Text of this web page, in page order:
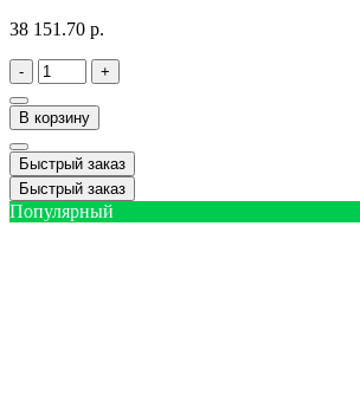
38 151.70 р.
- +
В корзину
Быстрый заказ
Быстрый заказ
Популярный